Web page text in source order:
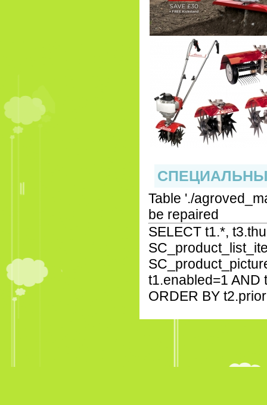
Table './
be repaired
SELECT t1.*,
t1.enabled=1 AND
ORDER BY